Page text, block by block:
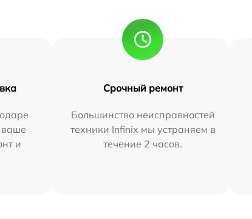
ваше
и
Срочный ремонт
Большинство неисправностей
техники Infinix мы устраняем в
течение 2 часов.